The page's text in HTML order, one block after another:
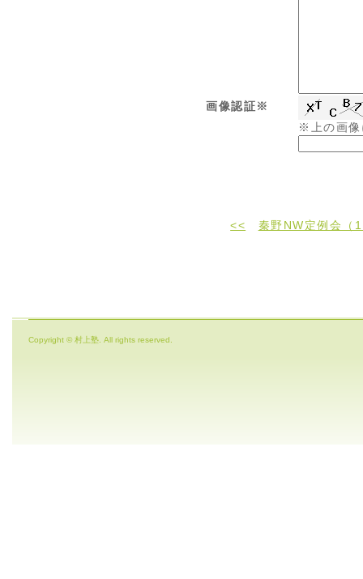
画像認証※
※上の画像
<< 秦野NW定例会（
Copyright © 村上塾. All rights reserved.